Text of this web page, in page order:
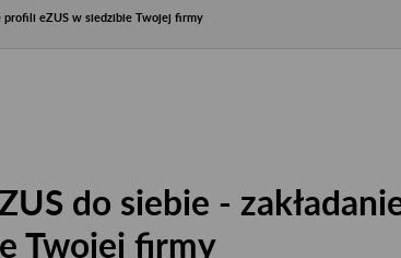
profili eZUS w siedzibie Twojej firmy
do siebie -
Twojej firmy